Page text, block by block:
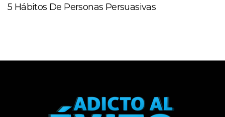
5 Hábitos De Personas Persuasivas